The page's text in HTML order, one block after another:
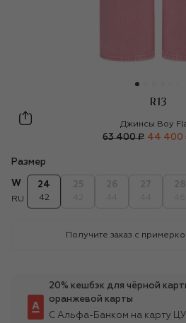
R13
R13
Джинсы Boy
63 400 ₽ 44 400
Размер
W
RU
24
42
Получите заказ с
20% кешбэк для чёрной
оранжевой карты
С Альфа-Банком на карту